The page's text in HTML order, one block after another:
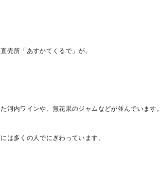
売所「あすかてくるで」が。
河内ワインや、無花果のジャムなどが並んでいます。
は多くの人でにぎわっています。